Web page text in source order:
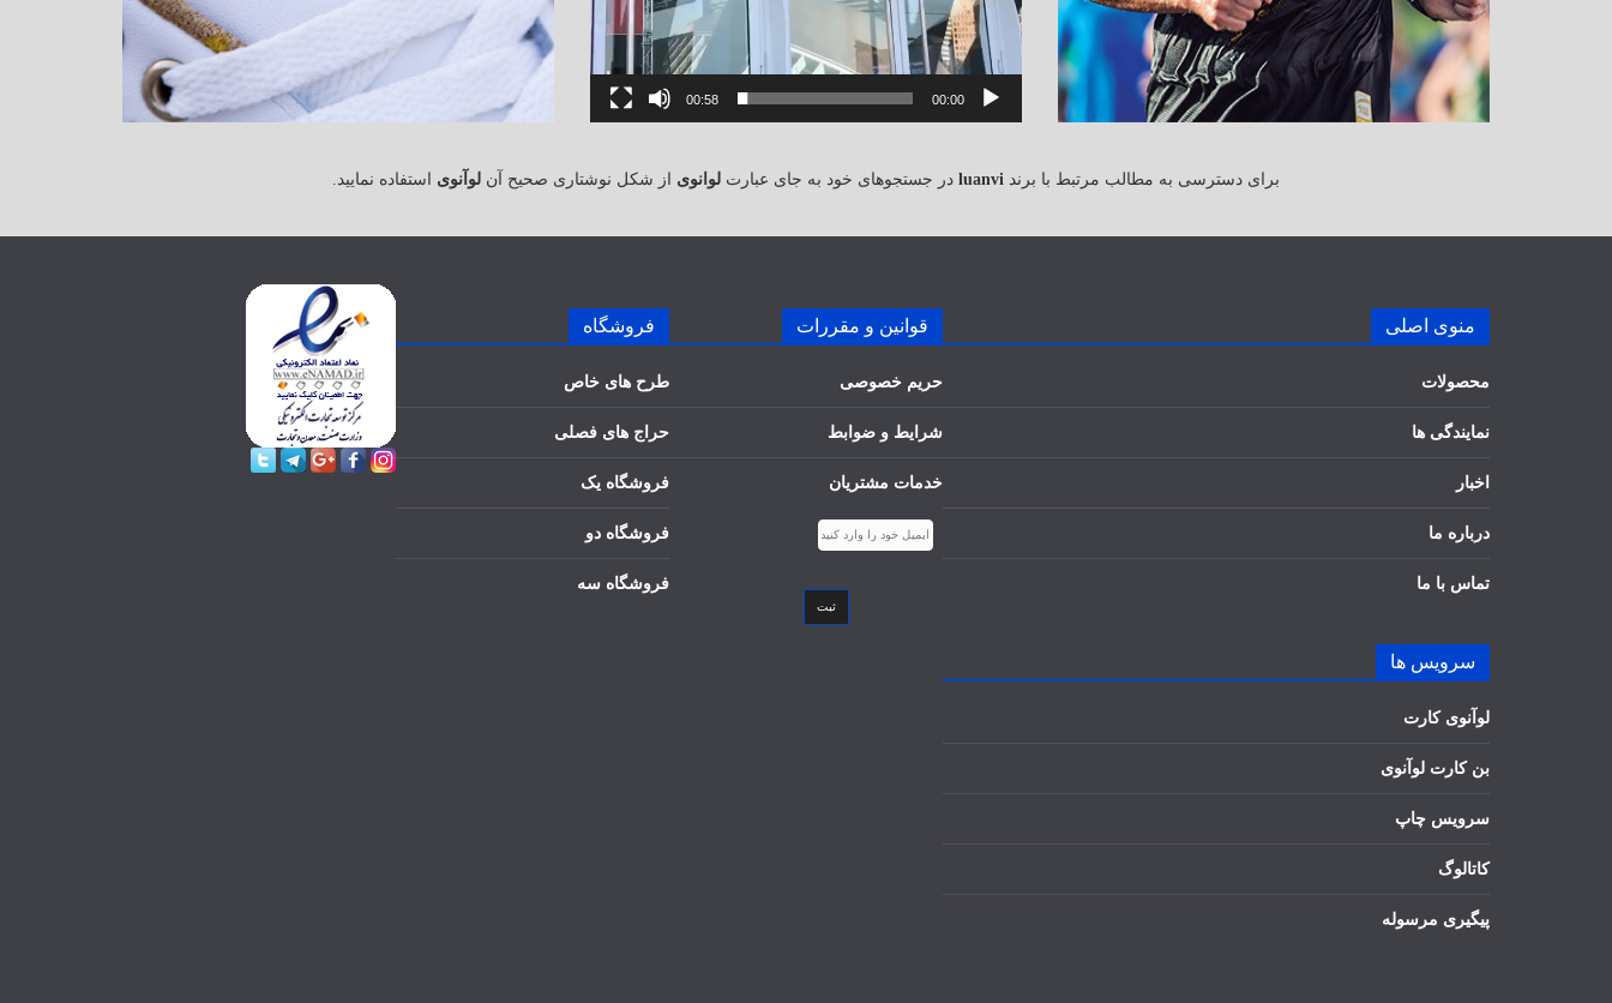
00:00
00:58
برای دسترسی به مطالب مرتبط با برند luanvi در جستجوهای خود به جای عبارت لوانوی از شکل نوشتاری صحیح آن لوآنوی استفاده نمایید.
منوی اصلی
محصولات
نمایندگی ها
اخبار
درباره ما
تماس با ما
سرویس ها
لوآنوی کارت
بن کارت لوآنوی
سرویس چاپ
کاتالوگ
پیگیری مرسوله
قوانین و مقررات
حریم خصوصی
شرایط و ضوابط
خدمات مشتریان
ثبت
فروشگاه
طرح های خاص
حراج های فصلی
فروشگاه یک
فروشگاه دو
فروشگاه سه